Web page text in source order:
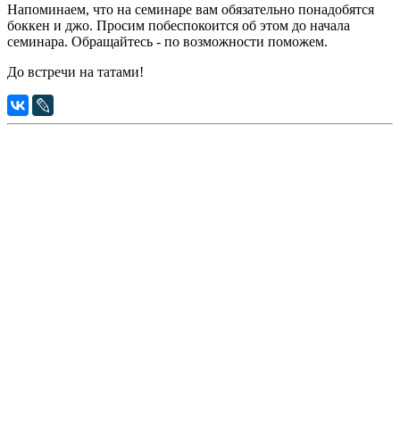
Напоминаем, что на семинаре вам обязательно понадобятся
боккен и джо. Просим побеспокоится об этом до начала
семинара. Обращайтесь - по возможности поможем.
До встречи на татами!